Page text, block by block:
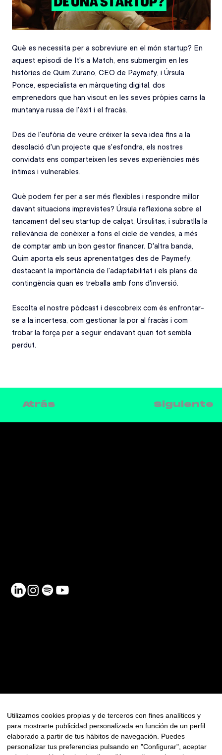
Què es necessita per a sobreviure en el món startup? En
aquest episodi de It's a Match, ens submergim en les
històries de Quim Zurano, CEO de Paymefy, i Úrsula
Ponce, especialista en màrqueting digital, dos
emprenedors que han viscut en les seves pròpies carns la
muntanya russa de l'èxit i el fracàs.
Des de l'eufòria de veure créixer la seva idea fins a la
desolació d'un projecte que s'esfondra, els nostres
convidats ens comparteixen les seves experiències més
íntimes i vulnerables.
Què podem fer per a ser més flexibles i respondre millor
davant situacions imprevistes? Úrsula reflexiona sobre el
tancament del seu startup de calçat, Ursulitas, i subratlla la
rellevància de conèixer a fons el cicle de vendes, a més
de comptar amb un bon gestor financer. D'altra banda,
Quim aporta els seus aprenentatges des de Paymefy,
destacant la importància de l'adaptabilitat i els plans de
contingència quan es treballa amb fons d'inversió.
Escolta el nostre pòdcast i descobreix com és enfrontar-
se a la incertesa, com gestionar la por al fracàs i com
trobar la força per a seguir endavant quan tot sembla
perdut.
Atrás Siguiente
Newsletter
Utilizamos cookies propias y de terceros con fines analíticos y
para mostrarte publicidad personalizada en función de un perfil
elaborado a partir de tus hábitos de navegación. Puedes
personalizar tus preferencias pulsando en "Configurar", aceptar